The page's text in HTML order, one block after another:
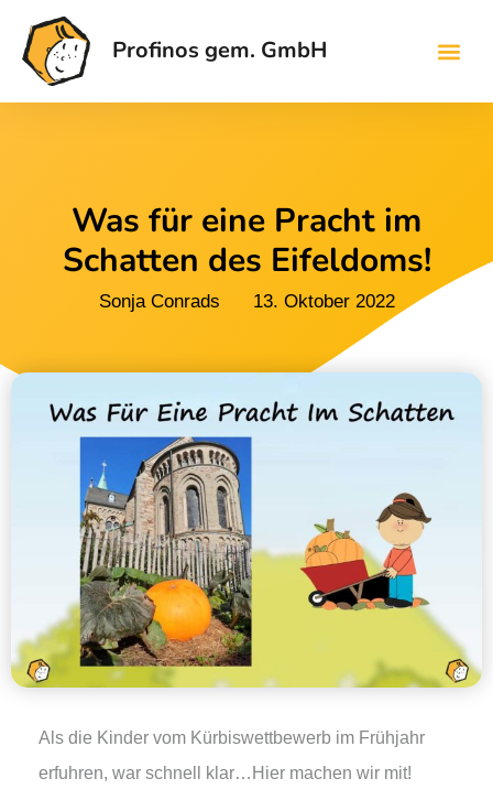
Profinos gem. GmbH
Was für eine Pracht im
Schatten des Eifeldoms!
Sonja Conrads 13. Oktober 2022
Als die Kinder vom Kürbiswettbewerb im Frühjahr
erfuhren, war schnell klar…Hier machen wir mit!